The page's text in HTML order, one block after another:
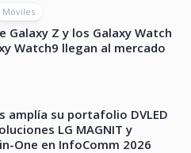
Móviles
Galaxy Z y los Galaxy Watch
Watch9 llegan al mercado
amplía su portafolio DVLED
LG MAGNIT y
One en InfoComm 2026